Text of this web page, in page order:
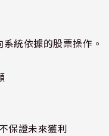
統依據的股票操作。
保證未來獲利